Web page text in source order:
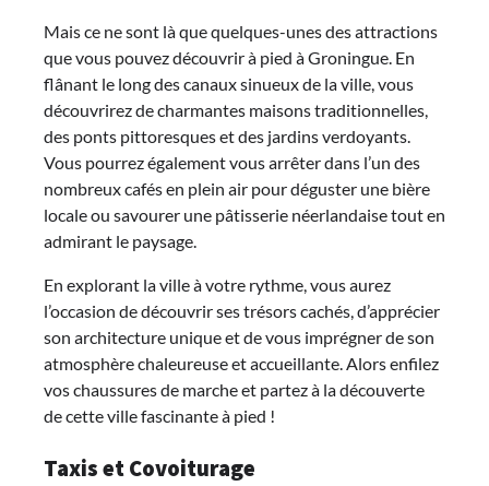
Mais ce ne sont là que quelques-unes des attractions
que vous pouvez découvrir à pied à Groningue. En
flânant le long des canaux sinueux de la ville, vous
découvrirez de charmantes maisons traditionnelles,
des ponts pittoresques et des jardins verdoyants.
Vous pourrez également vous arrêter dans l’un des
nombreux cafés en plein air pour déguster une bière
locale ou savourer une pâtisserie néerlandaise tout en
admirant le paysage.
En explorant la ville à votre rythme, vous aurez
l’occasion de découvrir ses trésors cachés, d’apprécier
son architecture unique et de vous imprégner de son
atmosphère chaleureuse et accueillante. Alors enfilez
vos chaussures de marche et partez à la découverte
de cette ville fascinante à pied !
Taxis et Covoiturage